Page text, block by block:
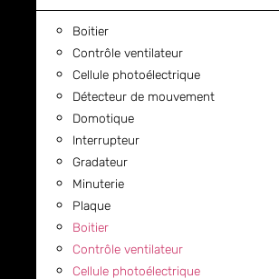
Boitier
Contrôle ventilateur
Cellule photoélectrique
Détecteur de mouvement
Domotique
Interrupteur
Gradateur
Minuterie
Plaque
Boitier
Contrôle ventilateur
Cellule photoélectrique